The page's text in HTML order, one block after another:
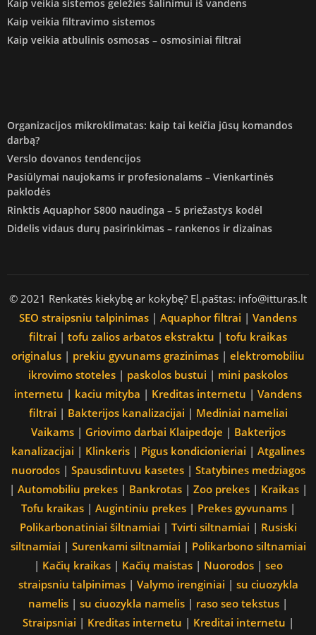
Kaip veikia sistemos geležies šalinimui iš vandens
Kaip veikia filtravimo sistemos
Kaip veikia atbulinis osmosas – osmosiniai filtrai
Organizacijos mikroklimatas: kaip tai keičia jūsų komandos
darbą?
Verslo dovanos tendencijos
Pasiūlymai naujokams ir profesionalams – Vienkartinės
paklodės
Rinktis Aquaphor S800 naudinga – 5 priežastys kodėl
Didelis vidaus durų pasirinkimas – rankenos ir dizainas
© 2021 Renkatės kiekybę ar kokybę? El.paštas: info@itturas.lt
SEO straipsniu talpinimas | Aquaphor filtrai | Vandens
filtrai | tofu zalios arbatos ekstraktu | tofu kraikas
originalus | prekiu gyvunams grazinimas | elektromobiliu
ikrovimo stoteles | paskolos bustui | mini paskolos
internetu | kaciu mityba | Kreditas internetu | Vandens
filtrai | Bakterijos kanalizacijai | Mediniai nameliai
Vaikams| Griovimo darbai Klaipedoje | Bakterijos
kanalizacijai | Klinkeris | Pigus kondicionieriai | Atgalines
nuorodos| Spausdintuvu kasetes| Statybines medziagos
| Automobiliu prekes| Bankrotas| Zoo prekes| Kraikas|
Tofu kraikas| Augintiniu prekes| Prekes gyvunams|
Polikarbonatiniai šiltnamiai | Tvirti siltnamiai | Rusiski
siltnamiai | Surenkami siltnamiai | Polikarbono siltnamiai
| Kačių kraikas| Kačių maistas| Nuorodos| seo
straipsniu talpinimas| Valymo irenginiai | su ciuozykla
namelis | su ciuozykla namelis | raso seo tekstus |
Straipsniai | Kreditas internetu | Kreditai internetu |